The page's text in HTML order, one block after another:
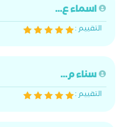
اسماء ع...
التقييم :
سناء م...
التقييم :